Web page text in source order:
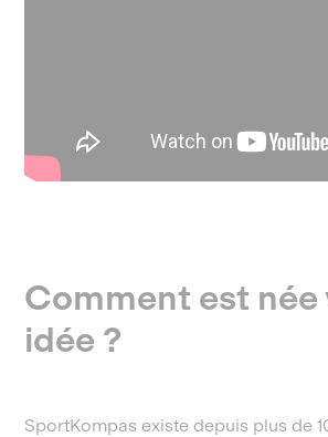
Comment est née
idée ?
SportKompas existe depuis plus de